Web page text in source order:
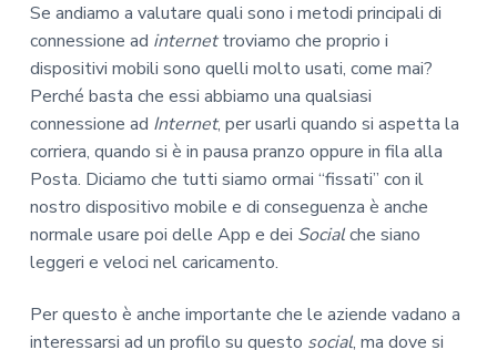
Se andiamo a valutare quali sono i metodi principali di
connessione ad internettroviamo che proprio i
dispositivi mobili sono quelli molto usati, come mai?
Perché basta che essi abbiamo una qualsiasi
connessione ad Internet, per usarli quando si aspetta la
corriera, quando si è in pausa pranzo oppure in fila alla
Posta. Diciamo che tutti siamo ormai “fissati” con il
nostro dispositivo mobile e di conseguenza è anche
normale usare poi delle App e dei Socialche siano
leggeri e veloci nel caricamento.
Per questo è anche importante che le aziende vadano a
interessarsi ad un profilo su questo social, ma dove si